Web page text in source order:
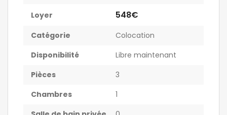
Loyer 548€
Catégorie
Colocation
Disponibilité
Libre maintenant
Pièces
3
Chambres
1